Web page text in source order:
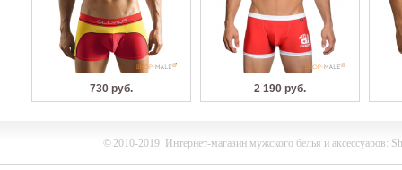
730 руб. 2 190 руб.
©2010-2019 Интернет-магазин мужского белья и аксессуаров: